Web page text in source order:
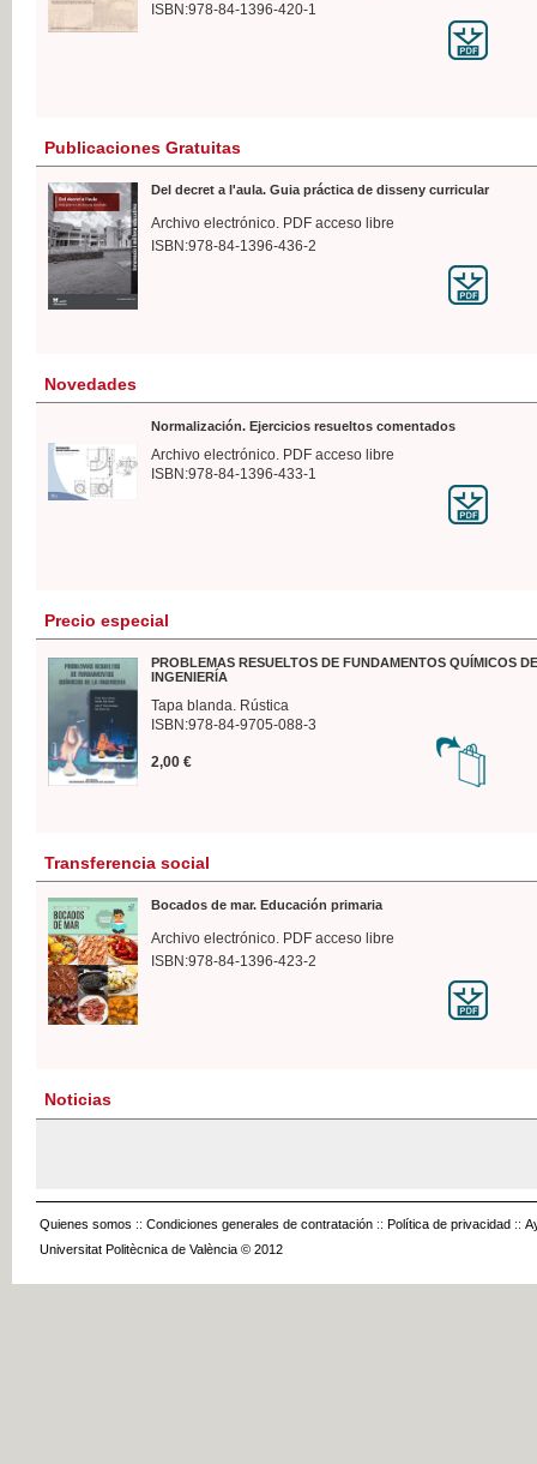
ISBN:978-84-1396-420-1
Publicaciones Gratuitas
Del decret a l'aula. Guia práctica de disseny curricular
Archivo electrónico. PDF acceso libre
ISBN:978-84-1396-436-2
Novedades
Normalización. Ejercicios resueltos comentados
Archivo electrónico. PDF acceso libre
ISBN:978-84-1396-433-1
Precio especial
PROBLEMAS RESUELTOS DE FUNDAMENTOS QUÍMICOS
INGENIERÍA
Tapa blanda. Rústica
ISBN:978-84-9705-088-3
2,00 €
Transferencia social
Bocados de mar. Educación primaria
Archivo electrónico. PDF acceso libre
ISBN:978-84-1396-423-2
Noticias
Quienes somos :: Condiciones generales de contratación :: Política de privacidad ::
Universitat Politècnica de València © 2012